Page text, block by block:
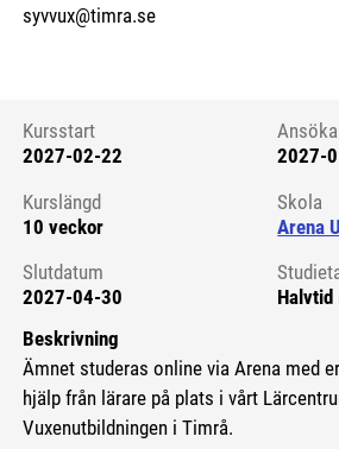
syvvux@timra.se
Kursstart 6272104
Kursstart
2027-02-22
2027-
Kurslängd
10 veckor
Skola
Arena
Slutdatum
2027-04-30
Halvtid
Beskrivning
Ämnet studeras online via Arena med
hjälp från lärare på plats i vårt
Vuxenutbildningen i Timrå.